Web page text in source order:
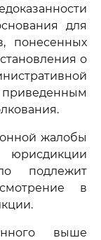
для
понесенных
о
приведенным
жалобы
подлежит
в
выше